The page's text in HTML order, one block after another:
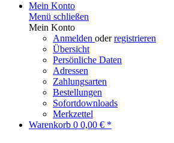
Mein Konto
Menü schließen
Mein Konto
Anmelden oderregistrieren
Übersicht
Persönliche Daten
Adressen
Zahlungsarten
Bestellungen
Sofortdownloads
Merkzettel
Warenkorb 0 0,00 € *